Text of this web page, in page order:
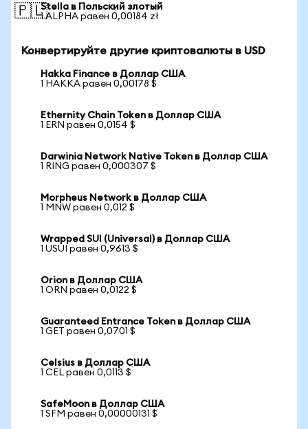
🇵🇱Stella в Польский злотый
1 ALPHA равен 0,00184 zł
Конвертируйте другие криптовалюты в USD
Hakka Finance в Доллар США
1 HAKKA равен 0,00178 $
Ethernity Chain Token в Доллар США
1 ERN равен 0,0154 $
Darwinia Network Native Token в Доллар США
1 RING равен 0,000307 $
Morpheus Network в Доллар США
1 MNW равен 0,012 $
Wrapped SUI (Universal) в Доллар США
1 USUI равен 0,9613 $
Orion в Доллар США
1 ORN равен 0,0122 $
Guaranteed Entrance Token в Доллар США
1 GET равен 0,0701 $
Celsius в Доллар США
1 CEL равен 0,0113 $
SafeMoon в Доллар США
1 SFM равен 0,00000131 $